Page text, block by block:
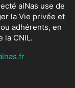
alNas use de
la Vie privée et
adhérents, en
la CNIL.